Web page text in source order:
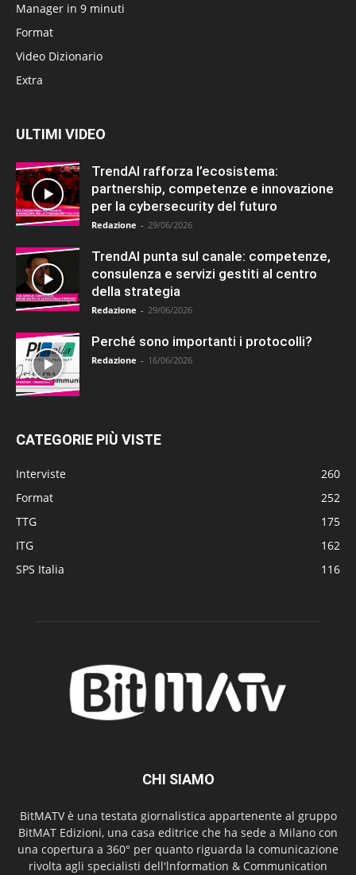
Manager in 9 minuti
Format
Video Dizionario
Extra
ULTIMI VIDEO
TrendAI rafforza l’ecosistema:
partnership, competenze e innovazione
per la cybersecurity del futuro
Redazione - 29/06/2026
TrendAI punta sul canale: competenze,
consulenza e servizi gestiti al centro
della strategia
Redazione - 29/06/2026
Perché sono importanti i protocolli?
Redazione - 16/06/2026
CATEGORIE PIÙ VISTE
Interviste
260
Format
252
TTG
175
ITG
162
SPS Italia
116
CHI SIAMO
BitMATV è una testata giornalistica appartenente al gruppo
BitMAT Edizioni, una casa editrice che ha sede a Milano con
una copertura a 360° per quanto riguarda la comunicazione
rivolta agli specialisti dell'lnformation & Communication